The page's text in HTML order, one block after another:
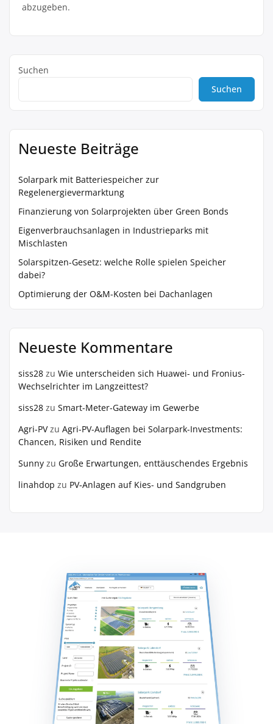
abzugeben.
Suchen
Suchen
Neueste Beiträge
Solarpark mit Batteriespeicher zur
Regelenergievermarktung
Finanzierung von Solarprojekten über Green Bonds
Eigenverbrauchsanlagen in Industrieparks mit
Mischlasten
Solarspitzen-Gesetz: welche Rolle spielen Speicher
dabei?
Optimierung der O&M-Kosten bei Dachanlagen
Neueste Kommentare
siss28 zu Wie unterscheiden sich Huawei- und Fronius-
Wechselrichter im Langzeittest?
siss28 zu Smart-Meter-Gateway im Gewerbe
Agri-PVzu Agri-PV-Auflagen bei Solarpark-Investments:
Chancen, Risiken und Rendite
Sunny zu Große Erwartungen, enttäuschendes Ergebnis
linahdop zu PV‑Anlagen auf Kies- und Sandgruben